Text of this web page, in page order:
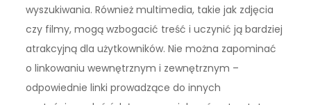
wyszukiwania. Również multimedia, takie jak zdjęcia
czy filmy, mogą wzbogacić treść i uczynić ją bardziej
atrakcyjną dla użytkowników. Nie można zapominać
o linkowaniu wewnętrznym i zewnętrznym –
odpowiednie linki prowadzące do innych